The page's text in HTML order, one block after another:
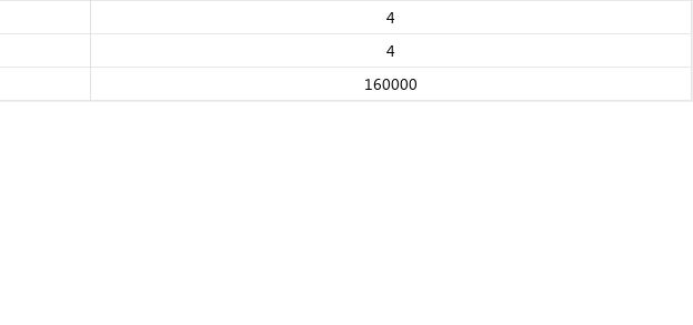
4
4
160000